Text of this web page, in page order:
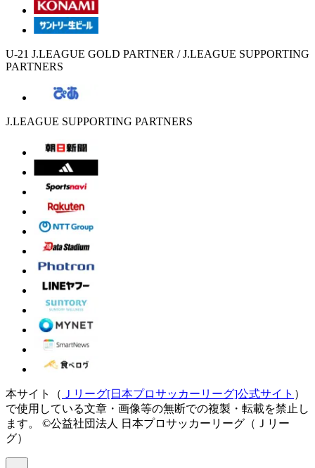
U-21 J.LEAGUE GOLD PARTNER / J.LEAGUE SUPPORTING
PARTNERS
J.LEAGUE SUPPORTING PARTNERS
本サイト（ Ｊリーグ[日本プロサッカーリーグ]公式サイト ）
で使用している文章・画像等の無断での複製・転載を禁止し
ます。
©公益社団法人 日本プロサッカーリーグ（Ｊリー
グ）